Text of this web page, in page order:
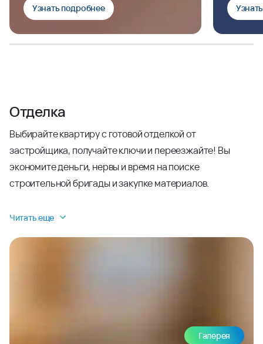
Узнать подробнее
Отделка
Выбирайте квартиру с готовой отделкой от
застройщика, получайте ключи и переезжайте! Вы
экономите деньги, нервы и время на поиске
строительной бригады и закупке материалов.
Читать еще
Галерея